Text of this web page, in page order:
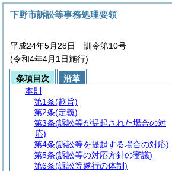
下野市訴訟等事務処理要領
平成24年5月28日 訓令第10号
(令和4年4月1日施行)
条項目次
沿革
本則
第1条(趣旨)
第2条(定義)
第3条(訴訟等が提起された場合の対
応)
第4条(訴訟等を提起する場合の対応)
第5条(訴訟等の対応方針の審議)
第6条(訴訟等遂行の体制)